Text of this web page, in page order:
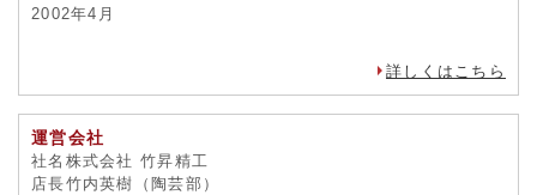
2002年4月
詳しくはこちら
運営会社
社名株式会社 竹昇精工
店長竹内英樹（陶芸部）